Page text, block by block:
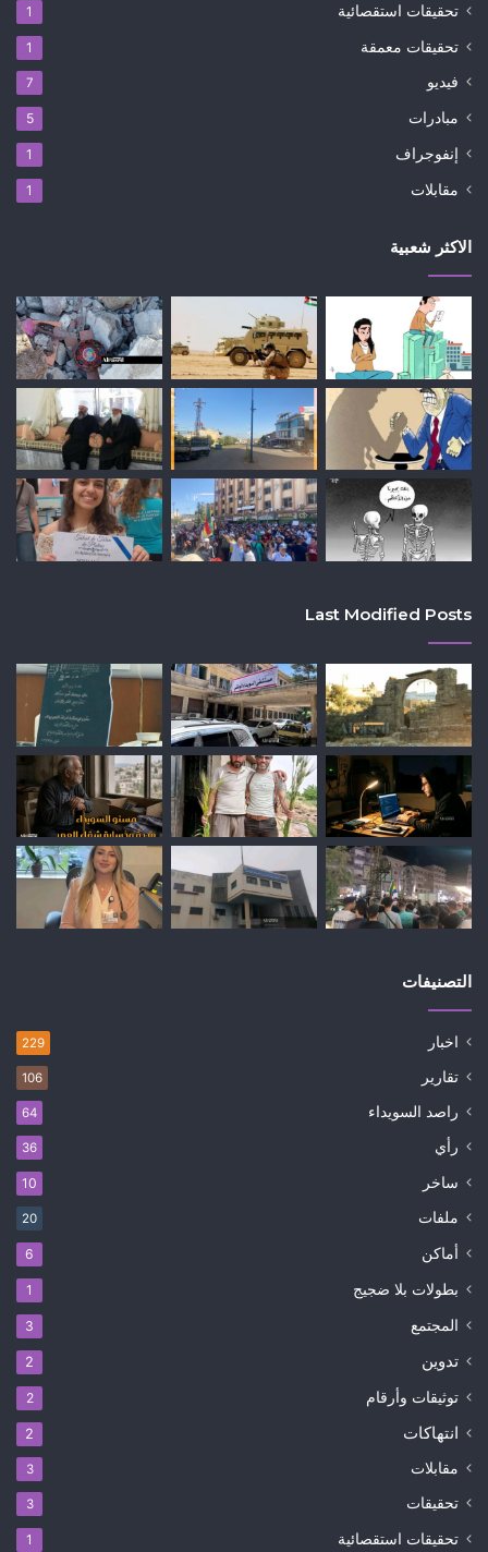
تحقيقات استقصائية 1
تحقيقات معمقة 1
فيديو 7
مبادرات 5
إنفوجراف 1
مقابلات 1
الاكثر شعبية
Last Modified Posts
التصنيفات
اخبار 229
تقارير 106
راصد السويداء 64
رأي 36
ساخر 10
ملفات 20
أماكن 6
بطولات بلا ضجيج 1
المجتمع 3
تدوين 2
توثيقات وأرقام 2
انتهاكات 2
مقابلات 3
تحقيقات 3
تحقيقات استقصائية 1